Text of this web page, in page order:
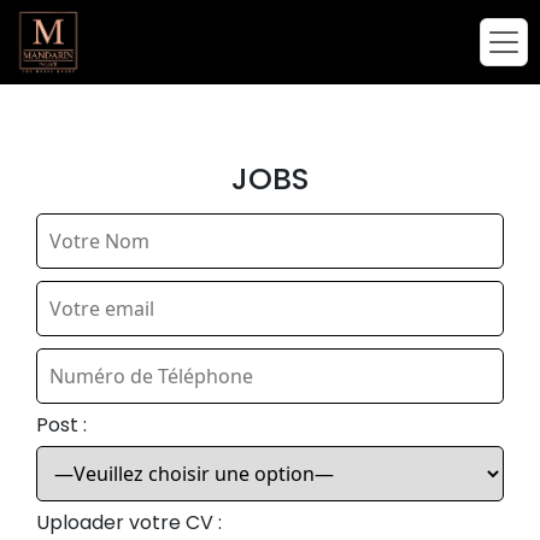
JOBS
Post :
Uploader votre CV :